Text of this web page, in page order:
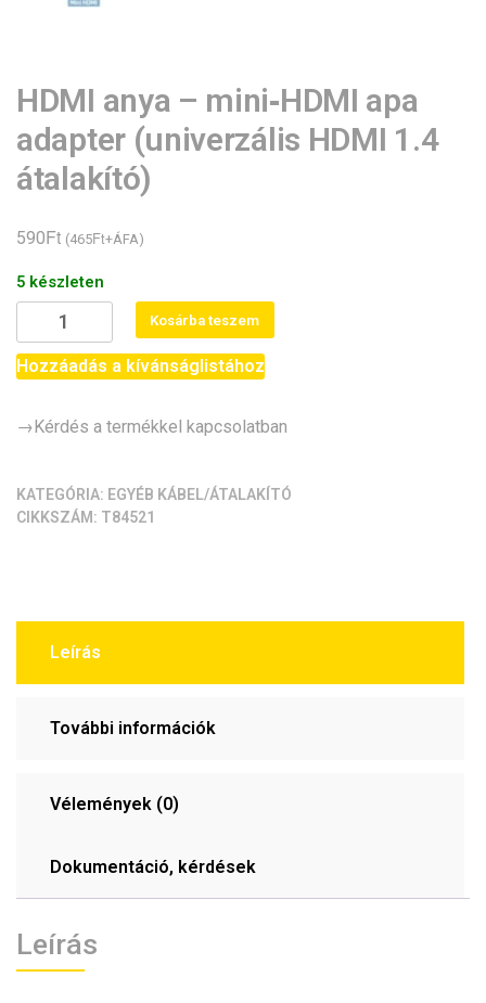
HDMI anya – mini‑HDMI apa
adapter (univerzális HDMI 1.4
átalakító)
590Ft (465Ft+ÁFA)
5 készleten
anya
-
apa
HDMI
1.4
Kosárba teszem
Hozzáadás a kívánságlistához
→Kérdés a termékkel kapcsolatban
KATEGÓRIA: EGYÉB KÁBEL/ÁTALAKÍTÓ
CIKKSZÁM: T84521
Leírás
További információk
Vélemények (0)
Dokumentáció, kérdések
Leírás